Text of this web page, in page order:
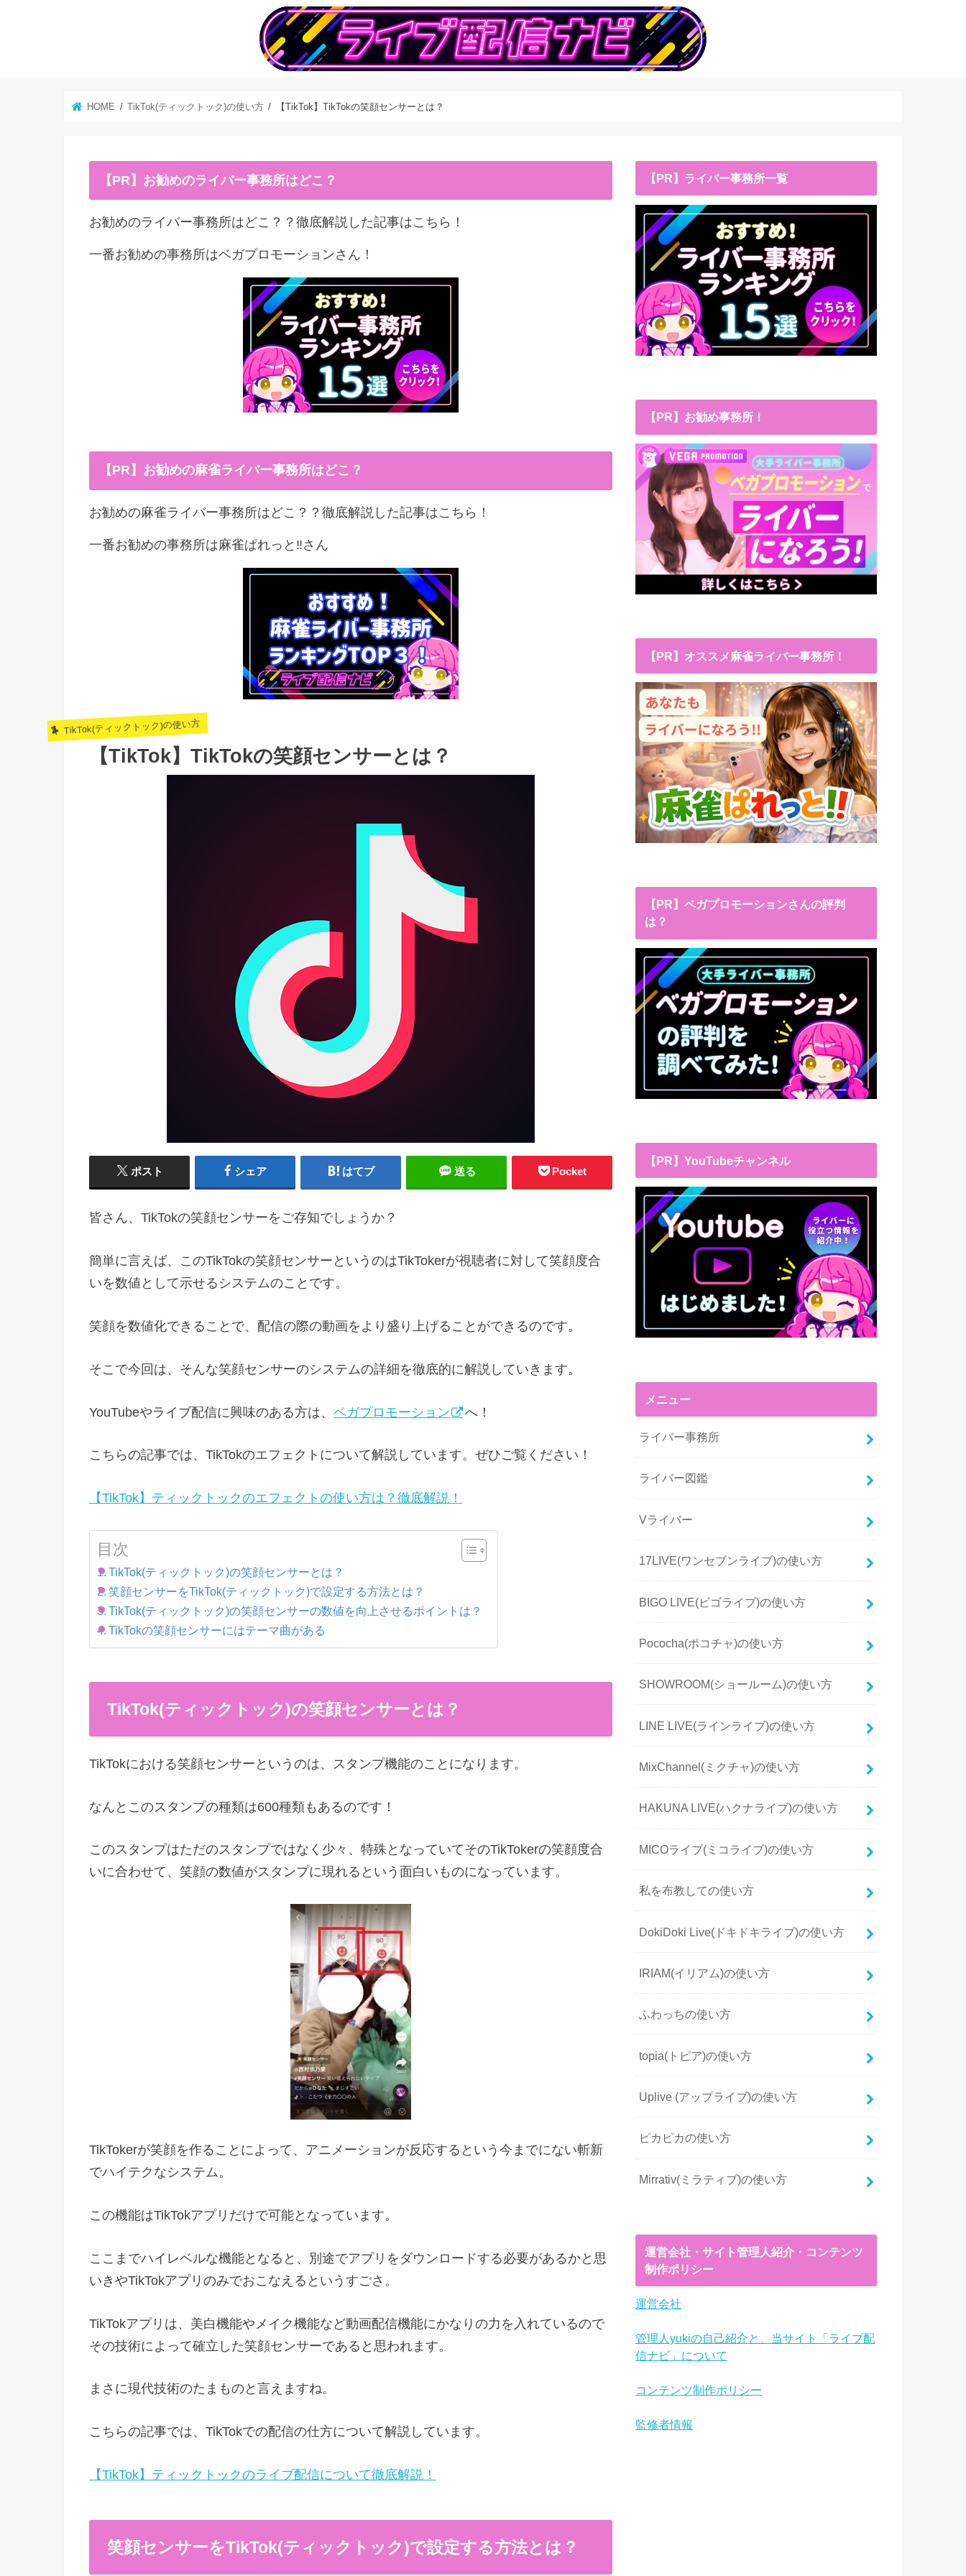
HOME TikTok(ティックトック)の使い方 【TikTok】TikTokの笑顔センサーとは？
【PR】お勧めのライバー事務所はどこ？
お勧めのライバー事務所はどこ？？徹底解説した記事はこちら！
一番お勧めの事務所はベガプロモーションさん！
【PR】お勧めの麻雀ライバー事務所はどこ？
お勧めの麻雀ライバー事務所はどこ？？徹底解説した記事はこちら！
一番お勧めの事務所は麻雀ぱれっと‼︎さん
TikTok(ティックトック)の使い方
【TikTok】TikTokの笑顔センサーとは？
ポスト シェア はてブ 送る Pocket
皆さん、TikTokの笑顔センサーをご存知でしょうか？
簡単に言えば、このTikTokの笑顔センサーというのはTikTokerが視聴者に対して笑顔度合
いを数値として示せるシステムのことです。
笑顔を数値化できることで、配信の際の動画をより盛り上げることができるのです。
そこで今回は、そんな笑顔センサーのシステムの詳細を徹底的に解説していきます。
YouTubeやライブ配信に興味のある方は、 ベガプロモーショ ン へ！
こちらの記事では、TikTokのエフェクトについて解説しています。ぜひご覧ください！
【TikTok】ティックトックのエフェクトの使い方は？徹底解説！
目次
TikTok(ティックトック)の笑顔センサーとは？
笑顔センサーをTikTok(ティックトック)で設定する方法とは？
TikTok(ティックトック)の笑顔センサーの数値を向上させるポイントは？
TikTokの笑顔センサーにはテーマ曲がある
TikTok(ティックトック)の笑顔センサーとは？
TikTokにおける笑顔センサーというのは、スタンプ機能のことになります。
なんとこのスタンプの種類は600種類もあるのです！
このスタンプはただのスタンプではなく少々、特殊となっていてそのTikTokerの笑顔度合
いに合わせて、笑顔の数値がスタンプに現れるという面白いものになっています。
TikTokerが笑顔を作ることによって、アニメーションが反応するという今までにない斬新
でハイテクなシステム。
この機能はTikTokアプリだけで可能となっています。
ここまでハイレベルな機能となると、別途でアプリをダウンロードする必要があるかと思
いきやTikTokアプリのみでおこなえるというすごさ。
TikTokアプリは、美白機能やメイク機能など動画配信機能にかなりの力を入れているので
その技術によって確立した笑顔センサーであると思われます。
まさに現代技術のたまものと言えますね。
こちらの記事では、TikTokでの配信の仕方について解説しています。
【TikTok】ティックトックのライブ配信について徹底解説！
笑顔センサーをTikTok(ティックトック)で設定する方法とは？
【PR】ライバー事務所一覧
【PR】お勧め事務所！
【PR】オススメ麻雀ライバー事務所！
【PR】ベガプロモーションさんの評判
は？
【PR】YouTubeチャンネル
メニュー
ライバー事務所
ライバー図鑑
Vライバー
17LIVE(ワンセブンライブ)の使い方
BIGO LIVE(ビゴライブ)の使い方
Pococha(ポコチャ)の使い方
SHOWROOM(ショールーム)の使い方
LINE LIVE(ラインライブ)の使い方
MixChannel(ミクチャ)の使い方
HAKUNA LIVE(ハクナライブ)の使い方
MICOライブ(ミコライブ)の使い方
私を布教しての使い方
DokiDoki Live(ドキドキライブ)の使い方
IRIAM(イリアム)の使い方
ふわっちの使い方
topia(トピア)の使い方
Uplive (アップライブ)の使い方
ピカピカの使い方
Mirrativ(ミラティブ)の使い方
運営会社・サイト管理人紹介・コンテンツ
制作ポリシー
運営会社
管理人yukiの自己紹介と、当サイト「ライブ配
信ナビ」について
コンテンツ制作ポリシー
監修者情報